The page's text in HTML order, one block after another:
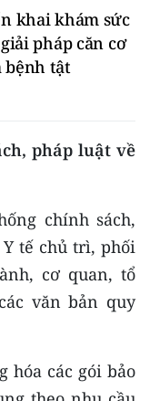
khai khám sức
pháp căn cơ
bệnh tật
pháp luật về
chính sách,
tế chủ trì, phối
cơ quan, tổ
văn bản quy
hóa các gói bảo